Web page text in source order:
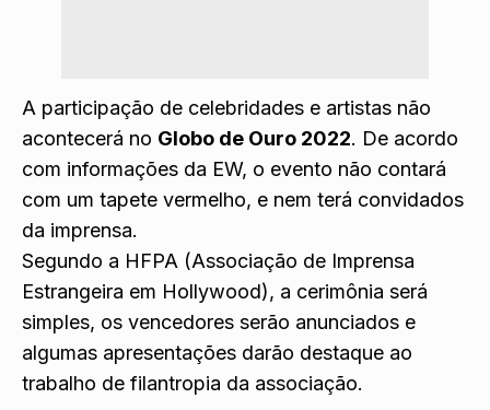
A participação de celebridades e artistas não
acontecerá no Globo de Ouro 2022. De acordo
com informações da EW, o evento não contará
com um tapete vermelho, e nem terá convidados
da imprensa.
Segundo a HFPA (Associação de Imprensa
Estrangeira em Hollywood), a cerimônia será
simples, os vencedores serão anunciados e
algumas apresentações darão destaque ao
trabalho de filantropia da associação.